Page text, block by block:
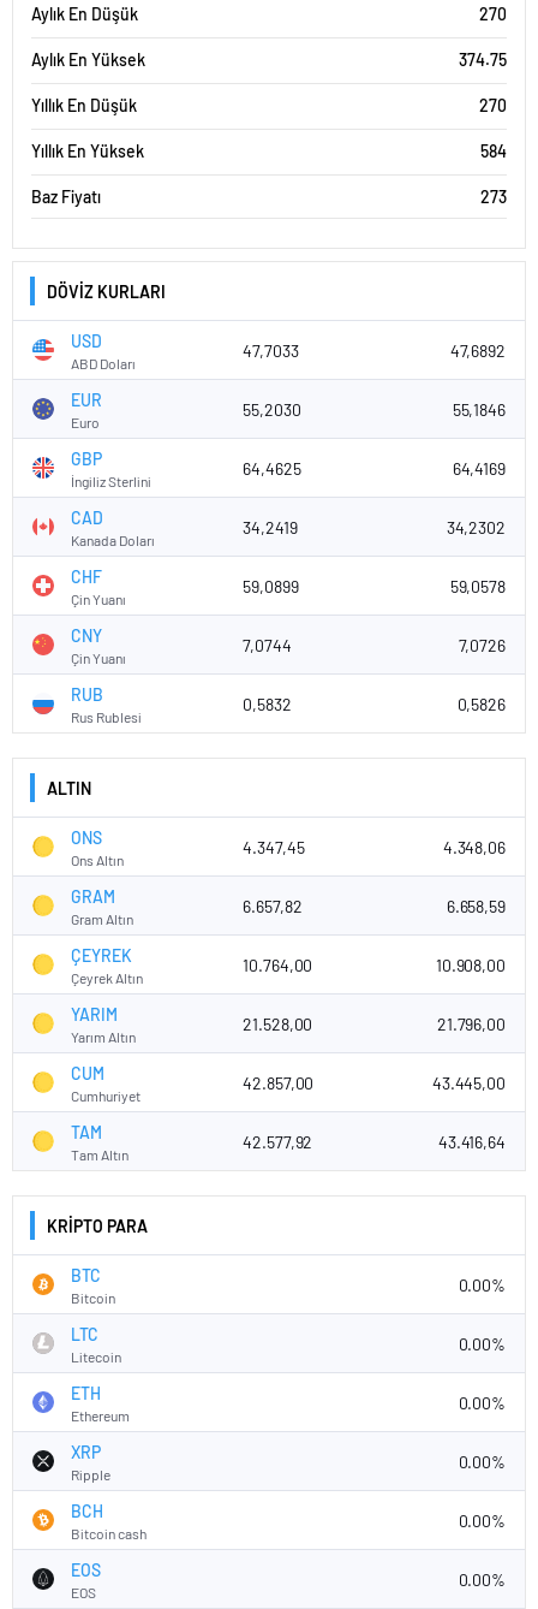
Aylık En Düşük 270
Aylık En Yüksek 374.75
Yıllık En Düşük 270
Yıllık En Yüksek 584
Baz Fiyatı 273
DÖVİZ KURLARI
USD
ABD Doları
47,7033 47,6892
EUR
Euro
55,2030 55,1846
GBP
İngiliz Sterlini
64,4625 64,4169
CAD
Kanada Doları
34,2419 34,2302
CHF
Çin Yuanı
59,0899 59,0578
CNY
Çin Yuanı
7,0744 7,0726
RUB
Rus Rublesi
0,5832 0,5826
ALTIN
ONS
Ons Altın
4.347,45 4.348,06
GRAM
Gram Altın
6.657,82 6.658,59
ÇEYREK
Çeyrek Altın
10.764,00 10.908,00
YARIM
Yarım Altın
21.528,00 21.796,00
CUM
Cumhuriyet
42.857,00 43.445,00
TAM
Tam Altın
42.577,92 43.416,64
KRİPTO PARA
BTC
Bitcoin
0.00%
LTC
Litecoin
0.00%
ETH
Ethereum
0.00%
XRP
Ripple
0.00%
BCH
Bitcoin cash
0.00%
EOS
EOS
0.00%